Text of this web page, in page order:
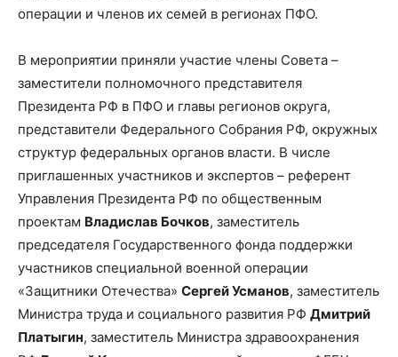
операции и членов их семей в регионах ПФО.
В мероприятии приняли участие члены Совета –
заместители полномочного представителя
Президента РФ в ПФО и главы регионов округа,
представители Федерального Собрания РФ, окружных
структур федеральных органов власти. В числе
приглашенных участников и экспертов – референт
Управления Президента РФ по общественным
проектам Владислав Бочков, заместитель
председателя Государственного фонда поддержки
участников специальной военной операции
«Защитники Отечества» Сергей Усманов, заместитель
Министра труда и социального развития РФ Дмитрий
Платыгин, заместитель Министра здравоохранения